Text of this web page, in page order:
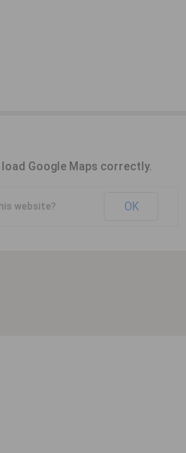
Google Maps correctly.
website? OK